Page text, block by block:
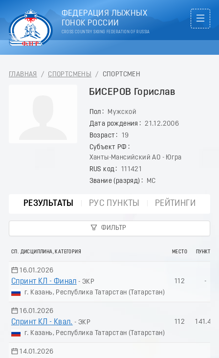
ФЕДЕРАЦИЯ ЛЫЖНЫХ
ГОНОК РОССИИ
CROSS COUNTRY SKIING FEDERATION OF RUSSIA
ГЛАВНАЯ / СПОРТСМЕНЫ / СПОРТСМЕН
БИСЕРОВ Горислав
Пол
Мужской
Дата рождения
21.12.2006
Возраст
19
Субъект РФ
Ханты-Мансийский АО - Югра
RUS код
111421
Звание (разряд)
МС
РЕЗУЛЬТАТЫ РУС ПУНКТЫ РЕЙТИНГИ
ФИЛЬТР
СП. ДИСЦИПЛИНА, КАТЕГОРИЯ МЕСТО ПУНКТЫ
16.01.2026
Спринт КЛ - Финал - ЭКР
г. Казань, Республика Татарстан (Татарстан)
112 -
16.01.2026
Спринт КЛ - Квал. - ЭКР
г. Казань, Республика Татарстан (Татарстан)
112 141.40
14.01.2026